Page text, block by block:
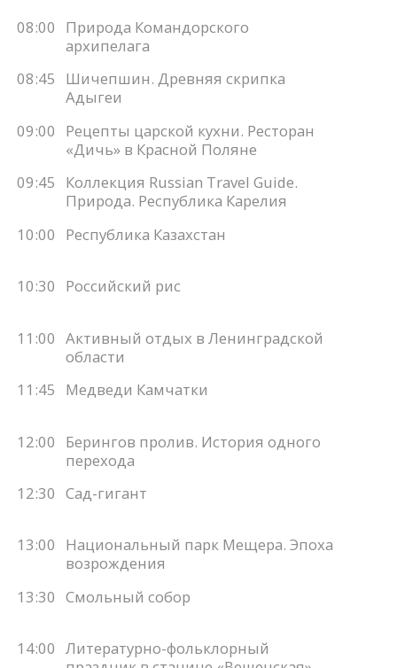
08:00
Природа Командорского
архипелага
08:45
Шичепшин. Древняя скрипка
Адыгеи
09:00
Рецепты царской кухни. Ресторан
«Дичь» в Красной Поляне
09:45
Коллекция Russian Travel Guide.
Природа. Республика Карелия
10:00
Республика Казахстан
10:30 Российский рис
11:00 Активный отдых в Ленинградской
области
11:45
Медведи Камчатки
12:00
Берингов пролив. История одного
перехода
12:30 Сад-гигант
13:00
Национальный парк Мещера. Эпоха
возрождения
13:30 Смольный собор
14:00 Литературно-фольклорный